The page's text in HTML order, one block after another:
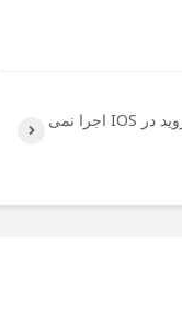
چرا اپلیکیشن های اندروید در IOS اجرا نمی